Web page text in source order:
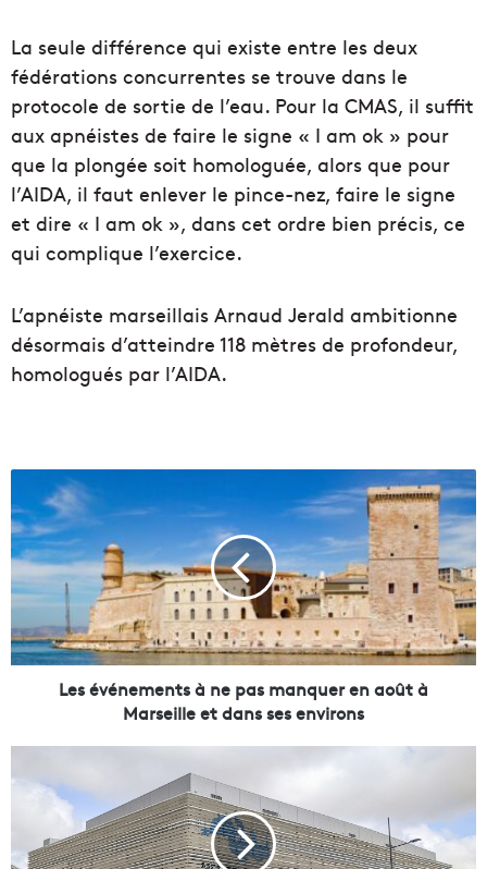
La seule différence qui existe entre les deux
fédérations concurrentes se trouve dans le
protocole de sortie de l’eau. Pour la CMAS, il suffit
aux apnéistes de faire le signe « I am ok » pour
que la plongée soit homologuée, alors que pour
l’AIDA, il faut enlever le pince-nez, faire le signe
et dire « I am ok », dans cet ordre bien précis, ce
qui complique l’exercice.
L’apnéiste marseillais Arnaud Jerald ambitionne
désormais d’atteindre 118 mètres de profondeur,
homologués par l’AIDA.
e
s
é
é
e
m
à
p
Les événements à ne pas manquer en août à
Marseille et dans ses environs
p
s